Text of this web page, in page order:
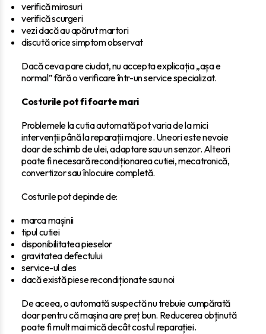
verifică mirosuri
verifică scurgeri
vezi dacă au apărut martori
discută orice simptom observat
Dacă ceva pare ciudat, nu accepta explicația „așa e
normal” fără o verificare într-un service specializat.
Costurile pot fi foarte mari
Problemele la cutia automată pot varia de la mici
intervenții până la reparații majore. Uneori este nevoie
doar de schimb de ulei, adaptare sau un senzor. Alteori
poate fi necesară recondiționarea cutiei, mecatronică,
convertizor sau înlocuire completă.
Costurile pot depinde de:
marca mașinii
tipul cutiei
disponibilitatea pieselor
gravitatea defectului
service-ul ales
dacă există piese recondiționate sau noi
De aceea, o automată suspectă nu trebuie cumpărată
doar pentru că mașina are preț bun. Reducerea obținută
poate fi mult mai mică decât costul reparației.